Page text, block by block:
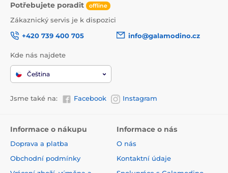
Potřebujete poradit offline
Zákaznický servis je k dispozici
+420 739 400 705
info@galamodino.cz
Kde nás najdete
Čeština
Jsme také na: Facebook Instagram
Informace o nákupu
Doprava a platba
Obchodní podmínky
Informace o nás
O nás
Kontaktní údaje